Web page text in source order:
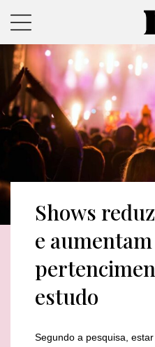
Shows
e
estudo
Segundo a pesquisa,